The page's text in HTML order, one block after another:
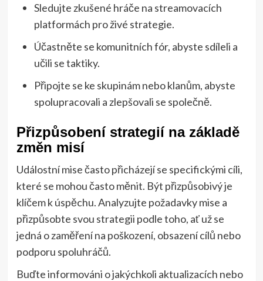
Sledujte zkušené hráče na streamovacích
platformách pro živé strategie.
Účastněte se komunitních fór, abyste sdíleli a
učili se taktiky.
Připojte se ke skupinám nebo klanům, abyste
spolupracovali a zlepšovali se společně.
Přizpůsobení strategií na základě
změn misí
Událostní mise často přicházejí se specifickými cíli,
které se mohou často měnit. Být přizpůsobivý je
klíčem k úspěchu. Analyzujte požadavky mise a
přizpůsobte svou strategii podle toho, ať už se
jedná o zaměření na poškození, obsazení cílů nebo
podporu spoluhráčů.
Buďte informováni o jakýchkoli aktualizacích nebo